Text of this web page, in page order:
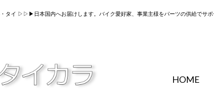
タイ ▷▷▶日本国内へお届けします。バイク愛好家、事業主様をパーツの供給でサポ
HOME